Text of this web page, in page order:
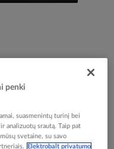
M-plan MERTEN
104255
penki
suasmenintų turinį bei
analizuotų srautą. Taip pat
svetaine, su savo
Elektrobalt privatumo